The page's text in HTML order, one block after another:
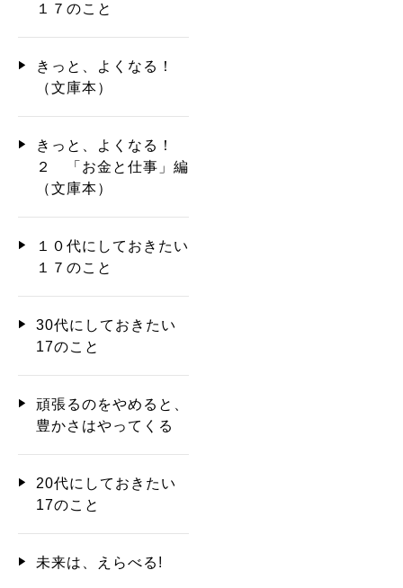
１７のこと
きっと、よくなる！
（文庫本）
きっと、よくなる！
２ 「お金と仕事」編
（文庫本）
１０代にしておきたい
１７のこと
30代にしておきたい
17のこと
頑張るのをやめると、
豊かさはやってくる
20代にしておきたい
17のこと
未来は、えらべる!